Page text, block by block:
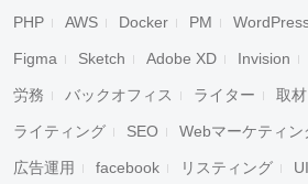
PHP AWS Docker PM
Figma Sketch Adobe XD Invision
労務 バックオフィス ライター 取材
ライティング SEO Webマーケティン
広告運用 facebook リスティング UI